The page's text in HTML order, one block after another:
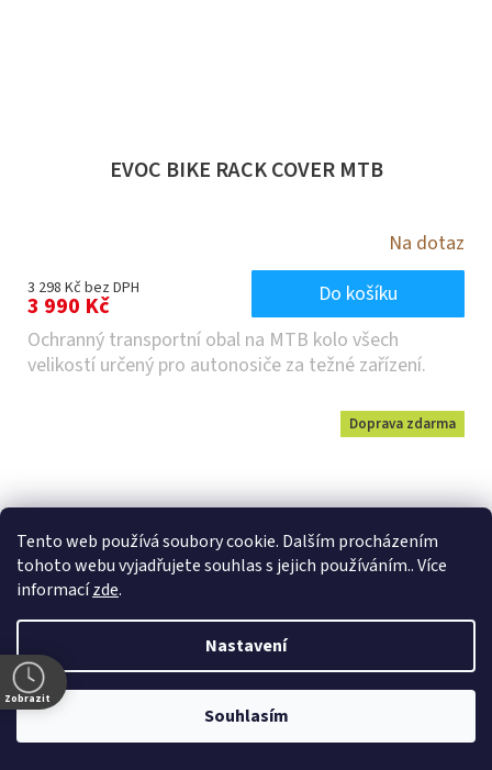
Tento web používá soubory cookie. Dalším procházením
tohoto webu vyjadřujete souhlas s jejich používáním.. Více
informacízde.
Nastavení
Souhlasím
EVOC BIKE RACK COVER MTB
Na dotaz
3 298 Kč bez DPH
3 990 Kč
Do košíku
Ochranný transportní obal na MTB kolo všech
velikostí určený pro autonosiče za težné zařízení.
Doprava zdarma
5 790 Kč
–14 %
Zobrazit